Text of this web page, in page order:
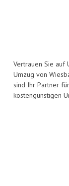
Vertrauen Sie auf
Umzug von
sind Ihr Partner
kostengünstigen